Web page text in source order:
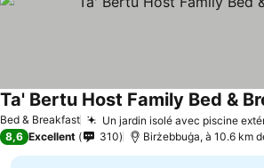
Bed & Breakfast Un jardin isolé avec piscine
Ta' Bertu Host Family Bed &
8,6 Excellent 310 Birżebbuġa, à 10.6 km